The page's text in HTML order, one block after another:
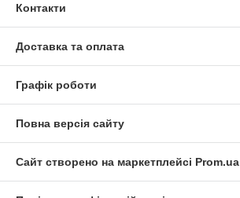
Контакти
Доставка та оплата
Графік роботи
Повна версія сайту
Сайт створено на маркетплейсі Prom.ua